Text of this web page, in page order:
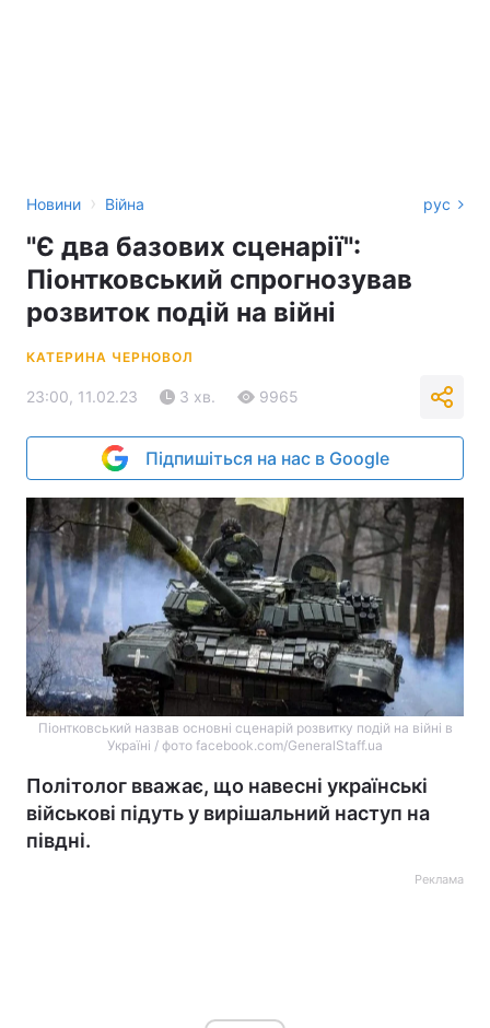
Новини › Війна рус
"Є два базових сценарії":
Піонтковський спрогнозував
розвиток подій на війні
КАТЕРИНА ЧЕРНОВОЛ
23:00, 11.02.23 3 хв. 9965
Підпишіться на нас в Google
Піонтковський назвав основні сценарій розвитку подій на війні в
Україні / фото facebook.com/GeneralStaff.ua
Політолог вважає, що навесні українські
військові підуть у вирішальний наступ на
півдні.
Реклама